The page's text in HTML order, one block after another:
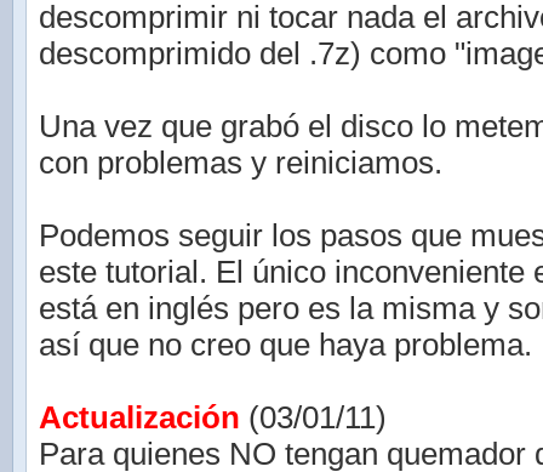
descomprimir ni tocar nada el
descomprimido del .7z) como
Una vez que grabó el disco lo
con problemas y reiniciamos.
Podemos seguir los pasos que
este tutorial. El único inconveniente
está en inglés pero es la misma y
así que no creo que haya problema.
Actualización (03/01/11)
Para quienes NO tengan quemador